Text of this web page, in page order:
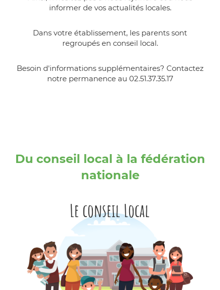
informer de vos actualités locales.
Dans votre établissement, les parents sont
regroupés en conseil local.
Besoin d'informations supplémentaires? Contactez
notre permanence au 02.51.37.35.17
Du conseil local à la fédération
nationale
Le conseil Local